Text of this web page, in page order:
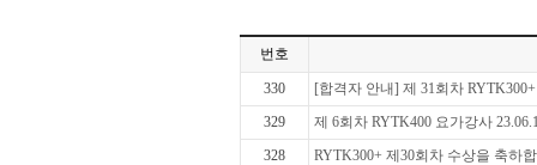
번호
330
[합격자 안내] 제 31회차
329
제 6회차 RYTK400 요가강사
328
RYTK300+ 제30회차 수상을 축하